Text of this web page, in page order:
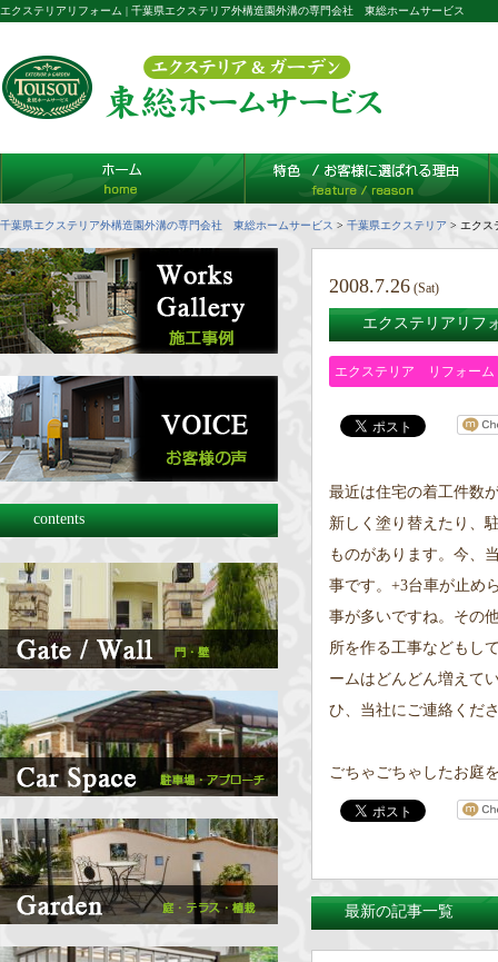
エクステリアリフォーム | 千葉県エクステリア外構造園外溝の専門会社 東総ホームサービス
千葉県エクステリア外構造園外溝の専門会社 東総ホームサービス > 千葉県エクステリア > エクス
2008.7.26 (Sat)
エクステリアリフ
エクステリア リフォーム
最近は住宅の着工件数
新しく塗り替えたり、
ものがあります。今、
事です。+3台車が止め
事が多いですね。その
所を作る工事などもし
ームはどんどん増えて
ひ、当社にご連絡くだ
ごちゃごちゃしたお庭
最新の記事一覧
contents